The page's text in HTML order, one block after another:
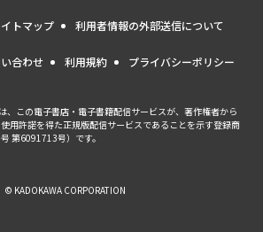
トマップ 利用者情報の外部送信について
合わせ 利用規約 プライバシーポリシー
、この電子書店・電子書籍配信サービスが、著作権者から
用許諾を得た正規版配信サービスであることを示す登録商
第6091713号）です。
© KADOKAWA CORPORATION